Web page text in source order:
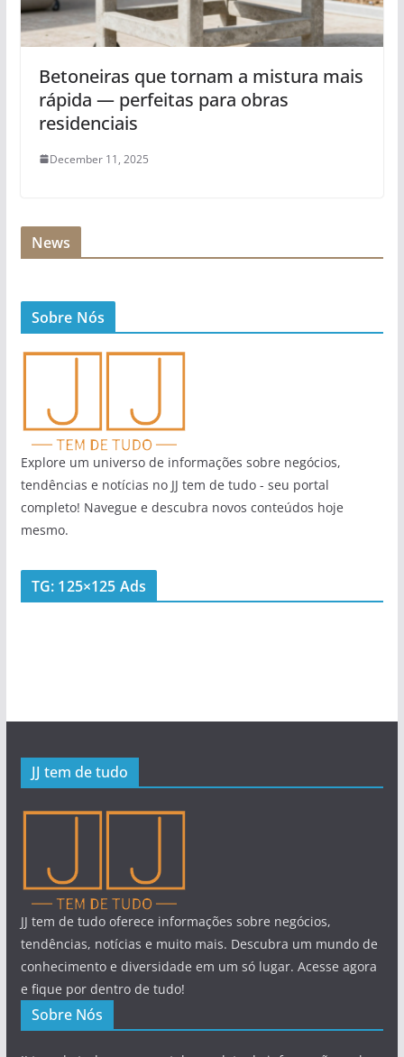
Betoneiras que tornam a mistura mais
rápida — perfeitas para obras
residenciais
December 11, 2025
News
Sobre Nós
Explore um universo de informações sobre negócios,
tendências e notícias no JJ tem de tudo - seu portal
completo! Navegue e descubra novos conteúdos hoje
mesmo.
TG: 125×125 Ads
JJ tem de tudo
JJ tem de tudo oferece informações sobre negócios,
tendências, notícias e muito mais. Descubra um mundo de
conhecimento e diversidade em um só lugar. Acesse agora
e fique por dentro de tudo!
Sobre Nós